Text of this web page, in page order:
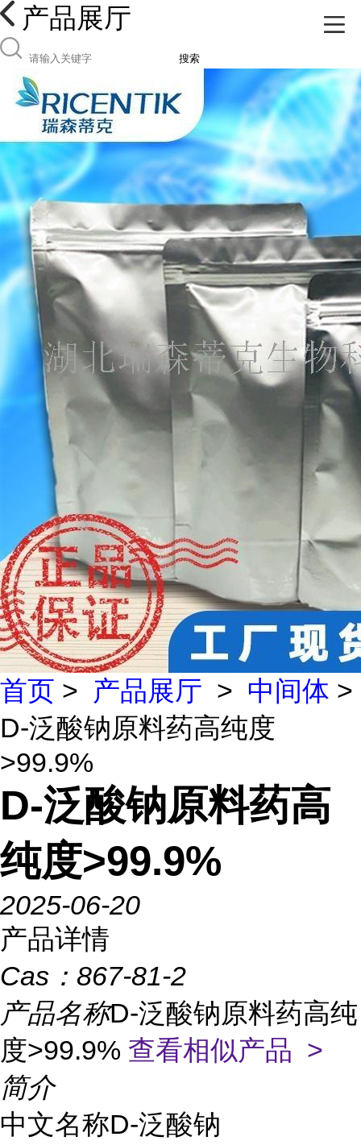
产品展厅
搜索
首页 > 产品展厅 > 中间体 >
D-泛酸钠原料药高纯度
>99.9%
D-泛酸钠原料药高
纯度>99.9%
2025-06-20
产品详情
Cas： 867-81-2
产品名称D-泛酸钠原料药高纯
度>99.9% 查看相似产品 >
简介
中文名称D-泛酸钠